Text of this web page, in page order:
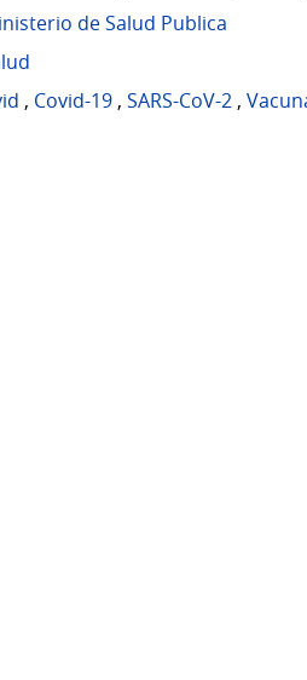
de Salud Publica
, Covid-19, SARS-CoV-2,